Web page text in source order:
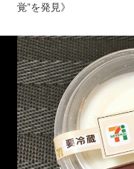
覚”を発見》